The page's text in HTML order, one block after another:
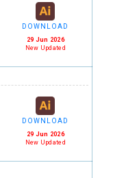
DOWNLOAD
29 Jun 2026
New Updated
DOWNLOAD
29 Jun 2026
New Updated